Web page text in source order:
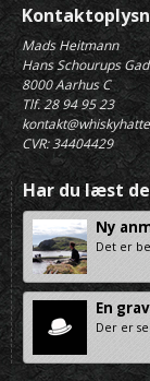
Mads Heitmann
Hans Schourups
8000 Aarhus C
Tlf. 28 94 95 23
CVR: 34404429
Har du læst
Ny
Det er
En
Der er